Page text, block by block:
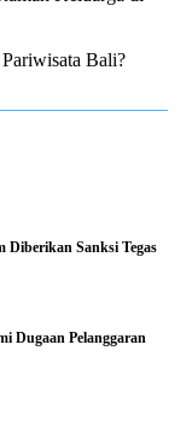
Bali?
Diberikan Sanksi Tegas
Dugaan Pelanggaran